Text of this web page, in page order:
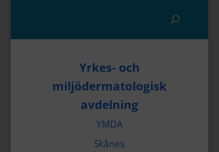
Yrkes- och
miljödermatologisk
avdelning
YMDA
Skånes